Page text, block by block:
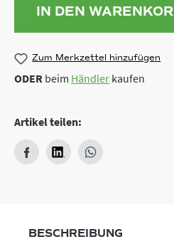
IN DEN
Zum Merkzettel hinzufügen
ODER beim Händler kaufen
Artikel teilen:
BESCHREIBUNG